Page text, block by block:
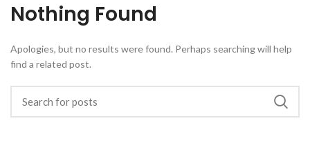
Nothing Found
Apologies, but no results were found. Perhaps searching will help
find a related post.